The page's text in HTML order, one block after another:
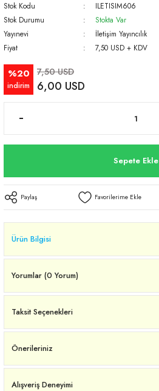
Stok Kodu
ILETISIM606
Stok Durumu
Stokta Var
Yayınevi
İletişim Yayıncılık
Fiyat
7,50 USD + KDV
%20
indirim
7,50 USD
6,00 USD
Sepete Ekle
Paylaş
Ürün Bilgisi
Yorumlar (0 Yorum)
Taksit Seçenekleri
Önerileriniz
Alışveriş Deneyimi